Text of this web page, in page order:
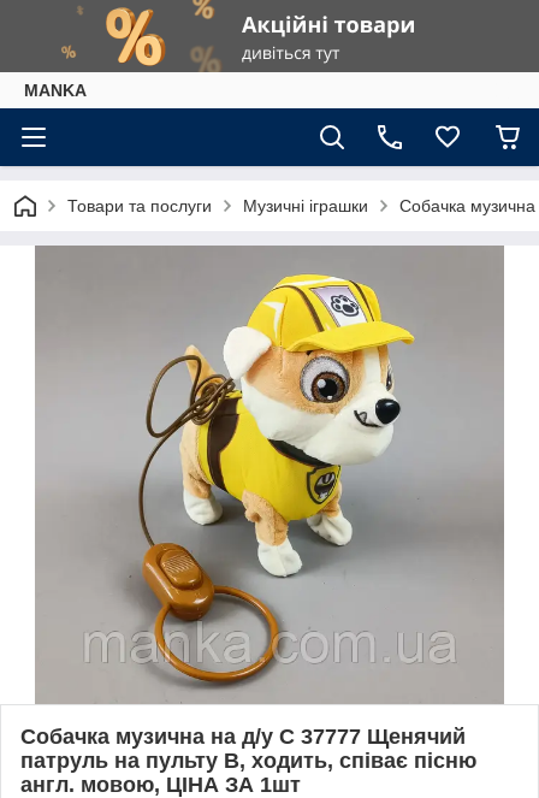
МАNKА
Товари та послуги Музичні іграшки Собачка
Собачка музична на д/у С 37777 Щенячий
патруль на пульту В, ходить, співає пісню
англ. мовою, ЦІНА ЗА 1шт